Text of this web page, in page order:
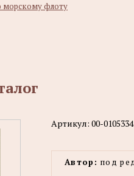
морскому флоту
Артикул: 00-
Автор: под